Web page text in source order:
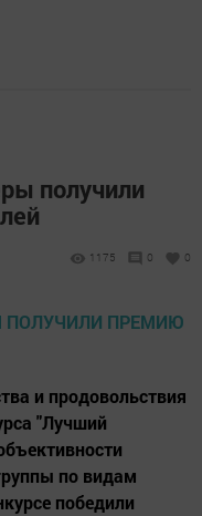
получили
1175 0 0
и продовольствия
"Лучший
по видам
победили